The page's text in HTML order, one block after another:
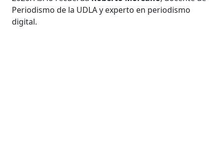
Periodismo de la UDLA y experto en periodismo
digital.